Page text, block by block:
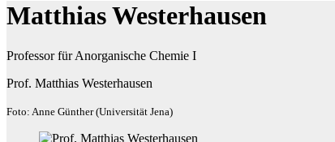
Matthias Westerhausen
Professor für Anorganische Chemie I
Prof. Matthias Westerhausen
Foto: Anne Günther (Universität Jena)